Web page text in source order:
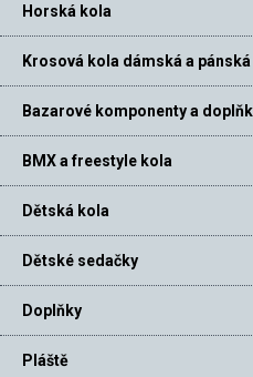
Horská kola
Krosová kola dámská a pánská
Bazarové komponenty a
BMX a freestyle kola
Dětská kola
Dětské sedačky
Doplňky
Pláště